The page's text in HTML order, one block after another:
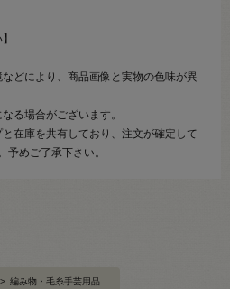
どにより、商品画像と実物の色味が異
る場合がございます。
在庫を共有しており、注文が確定して
予めご了承下さい。
> 編み物・毛糸手芸用品